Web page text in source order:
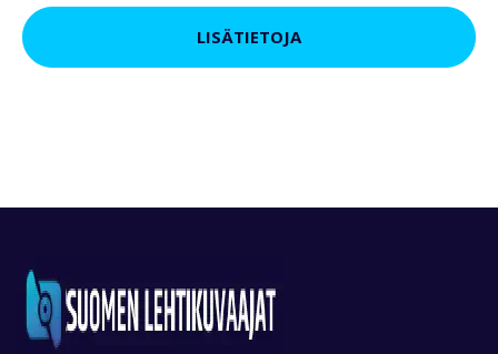
LISÄTIETOJA